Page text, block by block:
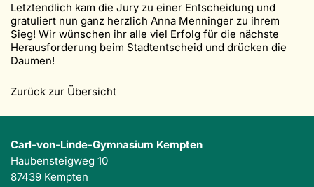
Letztendlich kam die Jury zu einer Entscheidung und
gratuliert nun ganz herzlich Anna Menninger zu ihrem
Sieg! Wir wünschen ihr alle viel Erfolg für die nächste
Herausforderung beim Stadtentscheid und drücken die
Daumen!
Zurück zur Übersicht
Carl-von-Linde-Gymnasium Kempten
Haubensteigweg 10
87439 Kempten